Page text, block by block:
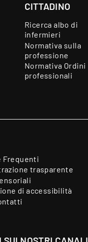
CITTADINO
Ricerca albo di
infermieri
Normativa sulla
professione
Normativa Ordini
professionali
Frequenti
trasparente
di accessibilità